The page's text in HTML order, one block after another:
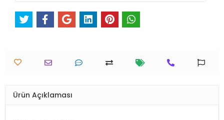
Ürün Açıklaması